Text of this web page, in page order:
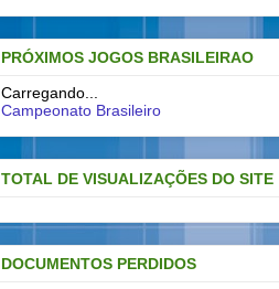
PRÓXIMOS JOGOS BRASILEIRAO
Carregando...
Campeonato Brasileiro
TOTAL DE VISUALIZAÇÕES DO SITE
DOCUMENTOS PERDIDOS